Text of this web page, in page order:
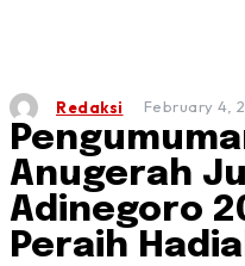
Redaksi February 4,
Anugerah
Adinegoro
Peraih